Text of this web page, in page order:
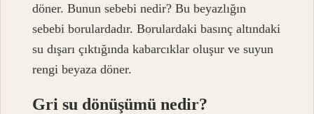
döner. Bunun sebebi nedir? Bu beyazlığın
sebebi borulardadır. Borulardaki basınç altındaki
su dışarı çıktığında kabarcıklar oluşur ve suyun
rengi beyaza döner.
Gri su dönüşümü nedir?